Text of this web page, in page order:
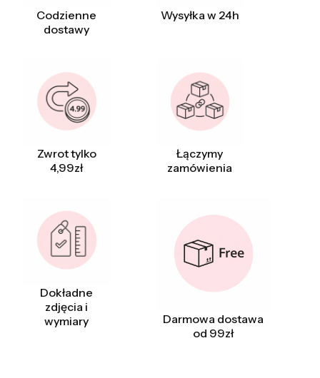
Codzienne
dostawy
Wysyłka w 24h
Zwrot tylko
4,99zł
Łączymy
zamówienia
Dokładne
zdjęcia i
wymiary
Darmowa dostawa
od 99zł